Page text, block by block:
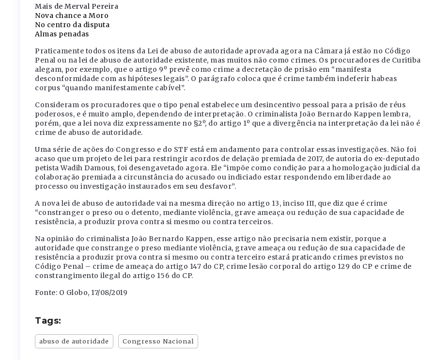
Mais de Merval Pereira
Nova chance a Moro
No centro da disputa
Almas penadas
Praticamente todos os itens da Lei de abuso de autoridade aprovada agora na Câmara já estão no Código
Penal ou na lei de abuso de autoridade existente, mas muitos não como crimes. Os procuradores de Curitiba
alegam, por exemplo, que o artigo 9º prevê como crime a decretação de prisão em “manifesta
desconformidade com as hipóteses legais”. O parágrafo coloca que é crime também indeferir habeas
corpus “quando manifestamente cabível”.
Consideram os procuradores que o tipo penal estabelece um desincentivo pessoal para a prisão de réus
poderosos, e é muito amplo, dependendo de interpretação. O criminalista João Bernardo Kappen lembra,
porém, que a lei nova diz expressamente no §2º, do artigo 1º que a divergência na interpretação da lei não é
crime de abuso de autoridade.
Uma série de ações do Congresso e do STF está em andamento para controlar essas investigações. Não foi
acaso que um projeto de lei para restringir acordos de delação premiada de 2017, de autoria do ex-deputado
petista Wadih Damous, foi desengavetado agora. Ele “impõe como condição para a homologação judicial da
colaboração premiada a circunstância do acusado ou indiciado estar respondendo em liberdade ao
processo ou investigação instaurados em seu desfavor”.
A nova lei de abuso de autoridade vai na mesma direção no artigo 13, inciso III, que diz que é crime
“constranger o preso ou o detento, mediante violência, grave ameaça ou redução de sua capacidade de
resistência, a produzir prova contra si mesmo ou contra terceiros.
Na opinião do criminalista João Bernardo Kappen, esse artigo não precisaria nem existir, porque a
autoridade que constrange o preso mediante violência, grave ameaça ou redução de sua capacidade de
resistência a produzir prova contra si mesmo ou contra terceiro estará praticando crimes previstos no
Código Penal – crime de ameaça do artigo 147 do CP, crime lesão corporal do artigo 129 do CP e crime de
constrangimento ilegal do artigo 156 do CP.
Fonte: O Globo, 17/08/2019
Tags:
abuso de autoridade Congresso Nacional